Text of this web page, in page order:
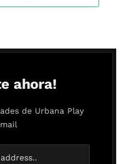
ahora!
de Urbana Play